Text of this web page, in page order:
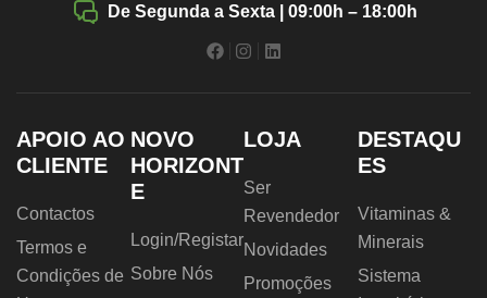
De Segunda a Sexta | 09:00h – 18:00h
APOIO AO
CLIENTE
Contactos
Termos e
Condições de
NOVO
HORIZONT
E
Login/Registar
Sobre Nós
LOJA
Ser
Revendedor
Novidades
Promoções
DESTAQU
ES
Vitaminas &
Minerais
Sistema